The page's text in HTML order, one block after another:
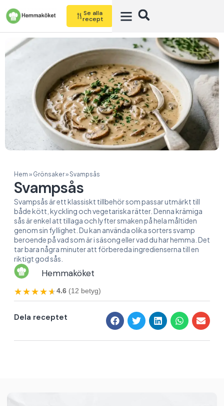
Se alla
recept
Hem » Grönsaker»Svampsås
Svampsås
Svampsås är ett klassiskt tillbehör som passar utmärkt till
både kött, kyckling och vegetariska rätter. Denna krämiga
sås är enkel att tillaga och lyfter smaken på hela måltiden
genom sin fyllighet. Du kan använda olika sorters svamp
beroende på vad som är i säsong eller vad du har hemma. Det
tar bara några minuter att förbereda ingredienserna till en
riktigt god sås.
Hemmaköket
★★★★★
★★★★★4.6 (12 betyg)
Dela receptet